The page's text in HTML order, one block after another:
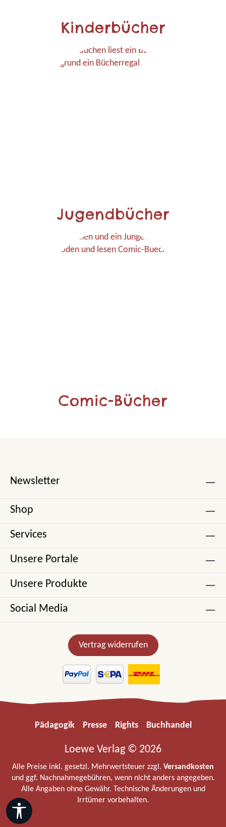
Kinderbücher
Jugendbücher
Comic-Bücher
Newsletter
Shop
Services
Unsere Portale
Unsere Produkte
Social Media
Vertrag widerrufen
Pädagogik Presse Rights Buchhandel
Loewe Verlag © 2026
Alle Preise inkl. gesetzl. Mehrwertsteuer zzgl. Versandkosten
und ggf. Nachnahmegebühren, wenn nicht anders angegeben.
Alle Angaben ohne Gewähr. Technische Änderungen und
Irrtümer vorbehalten.
Werkzeugleiste anzeigen